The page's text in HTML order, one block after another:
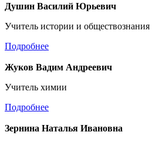
Душин Василий Юрьевич
Учитель истории и обществознания
Подробнее
Жуков Вадим Андреевич
Учитель химии
Подробнее
Зернина Наталья Ивановна